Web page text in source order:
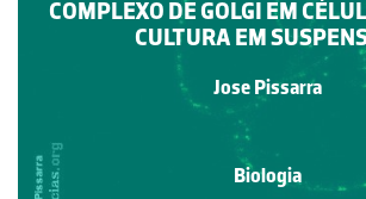
COMPLEXO DE GOLGI EM
CULTURA EM
Jose Pissarra
Biologia